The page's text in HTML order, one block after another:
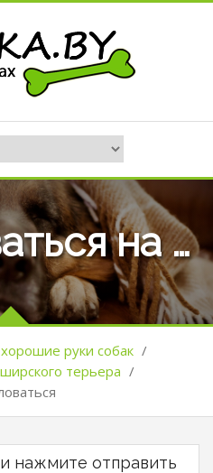
Пожаловаться на оъявление №103297
руки собак /
терьера /
нажмите отправить